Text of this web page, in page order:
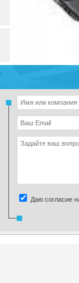
Даю согласие